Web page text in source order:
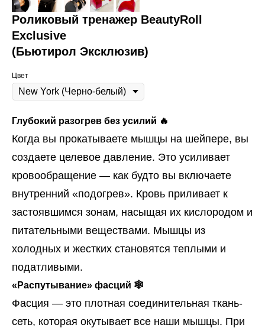
Роликовый тренажер BeautyRoll
Еxclusive
(Бьютирол Эксклюзив)
Цвет
Глубокий разогрев без усилий 🔥
Когда вы прокатываете мышцы на шейпере, вы
создаете целевое давление. Это усиливает
кровообращение — как будто вы включаете
внутренний «подогрев». Кровь приливает к
застоявшимся зонам, насыщая их кислородом и
питательными веществами. Мышцы из
холодных и жестких становятся теплыми и
податливыми.
«Распутывание» фасций 🕸️
Фасция — это плотная соединительная ткань-
сеть, которая окутывает все наши мышцы. При